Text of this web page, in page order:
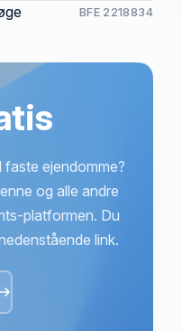
BFE 2218834
ejendomme?
og alle andre
platformen. Du
link.